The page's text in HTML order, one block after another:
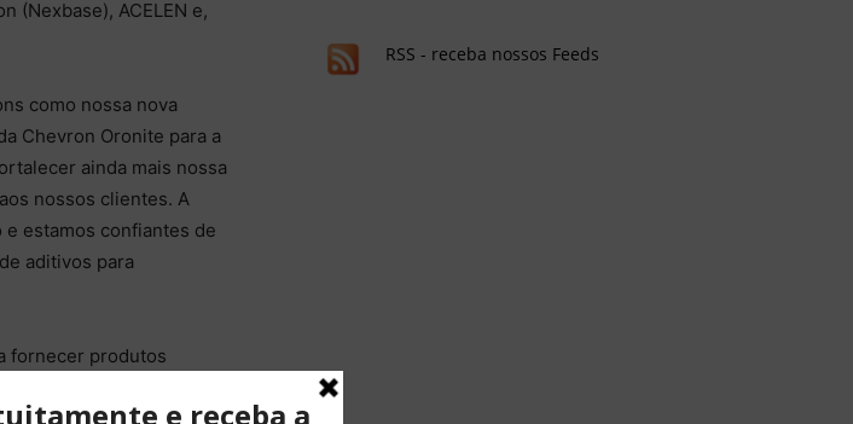
(Nexbase), ACELEN e,
como nossa nova
Chevron Oronite para a
ainda mais nossa
nossos clientes. A
estamos confiantes de
aditivos para
fornecer produtos
analisa.
RSS - receba nossos Feeds